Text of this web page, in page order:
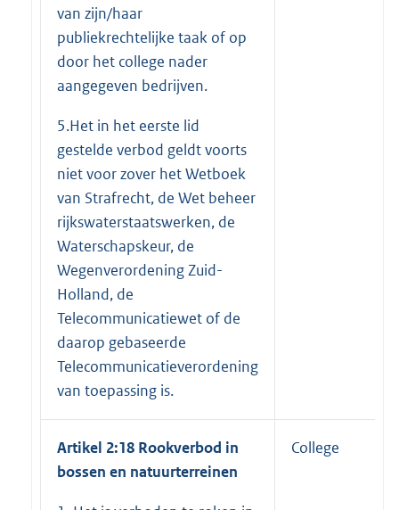
van zijn/haar
publiekrechtelijke taak of op
door het college nader
aangegeven bedrijven.
5.Het in het eerste lid
gestelde verbod geldt voorts
niet voor zover het Wetboek
van Strafrecht, de Wet beheer
rijkswaterstaatswerken, de
Waterschapskeur, de
Wegenverordening Zuid-
Holland, de
Telecommunicatiewet of de
daarop gebaseerde
Telecommunicatieverordening
van toepassing is.
Artikel 2:18 Rookverbod in
bossen en natuurterreinen
College